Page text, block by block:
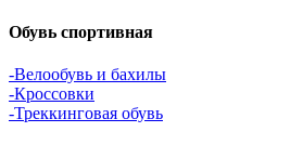
Обувь спортивная
-Велообувь и бахилы
-Кроссовки
-Треккинговая обувь